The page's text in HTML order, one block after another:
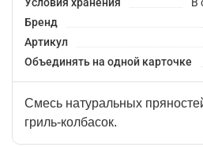
Условия хранения
В
Бренд
Артикул
Объединять на одной карточке
Смесь натуральных
гриль-колбасок.